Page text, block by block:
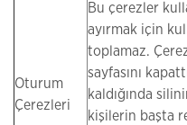
Oturum
Çerezleri
Bu çerezler
ayırmak için
toplamaz.
sayfasını
kaldığında
kişilerin başta